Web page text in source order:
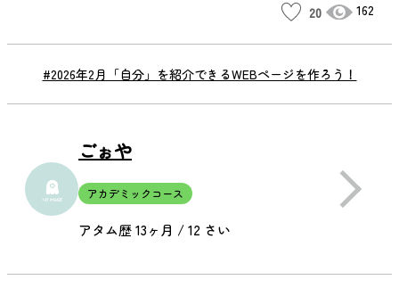
#2026年2月「自分」を紹介できるWEBページを作ろう！
20 162
ごぉや
アカデミックコース
アタム歴 13ヶ月 / 12 さい